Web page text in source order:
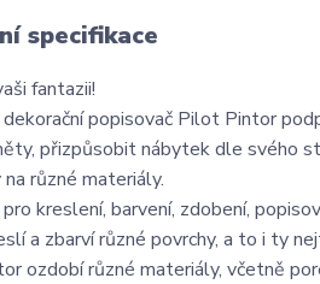
specifikace
fantazii!
popisovač Pilot Pintor
přizpůsobit nábytek dle svého
různé materiály.
pro kreslení, barvení, zdobení,
a zbarví různé povrchy, a to i ty
ozdobí různé materiály, včetně